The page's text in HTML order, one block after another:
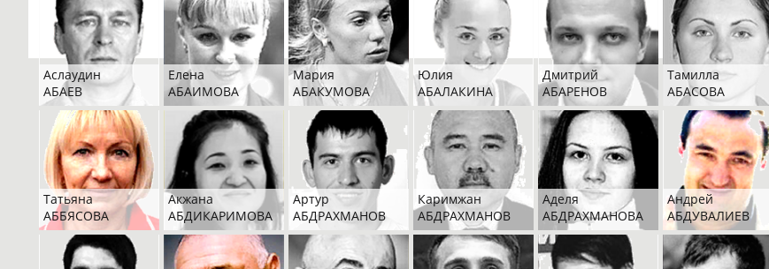
Аслаудин
АБАЕВ
Елена
АБАИМОВА
Мария
АБАКУМОВА
Юлия
АБАЛАКИНА
Дмитрий
АБАРЕНОВ
Тамилла
АБАСОВА
Татьяна
АББЯСОВА
Акжана
АБДИКАРИМОВА
Артур
АБДРАХМАНОВ
Каримжан
АБДРАХМАНОВ
Аделя
АБДРАХМАНОВА
Андрей
АБДУВАЛИЕВ